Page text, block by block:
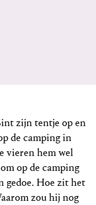
zijn tentje op en
de camping in
vieren hem wel
op de camping
gedoe. Hoe zit het
zou hij nog